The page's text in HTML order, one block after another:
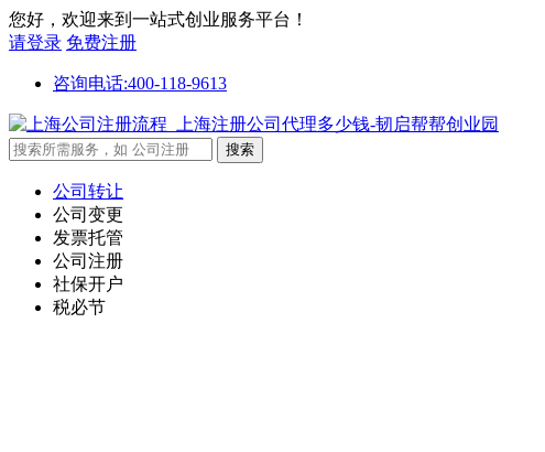
您好，欢迎来到一站式创业服务平台！
请登录 免费注册
咨询电话:400-118-9613
公司转让
公司变更
发票托管
公司注册
社保开户
税必节